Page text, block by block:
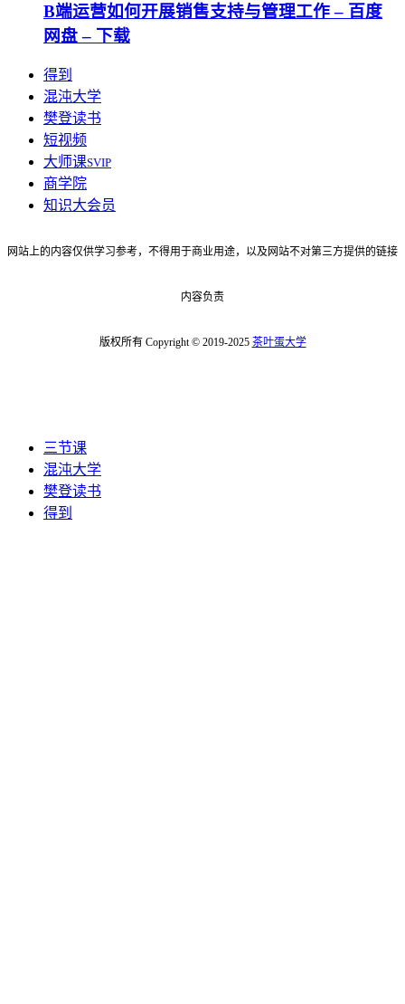
B端运营如何开展销售支持与管理工作 – 百度
网盘 – 下载
得到
混沌大学
樊登读书
短视频
大师课SVIP
商学院
知识大会员
网站上的内容仅供学习参考，不得用于商业用途，以及网站不对第三方提供的链接
内容负责
版权所有 Copyright © 2019-2025 茶叶蛋大学
三节课
混沌大学
樊登读书
得到